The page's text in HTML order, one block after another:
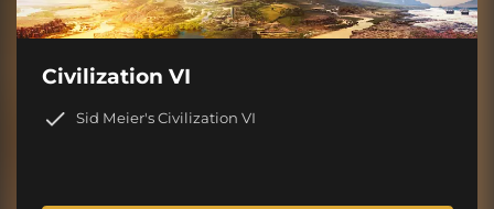
Civilization VI
Sid Meier's Civilization VI